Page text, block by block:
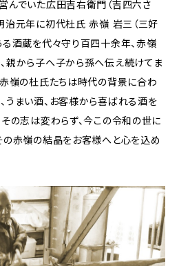
んでいた広田吉右衛門（吉四六さ
治元年に初代杜氏 赤嶺 岩三（三好
る酒蔵を代々守り百四十余年、赤嶺
親から子へ子から孫へ伝え続けてま
赤嶺の杜氏たちは時代の背景に合わ
うまい酒、お客様から喜ばれる酒を
の志は変わらず、今この令和の世に
の赤嶺の結晶をお客様へと心を込め